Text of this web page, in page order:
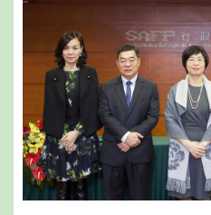
陈海帆在会面上指法
面肩负重任，工作将
领导、主管加快工作
在执行新的集中统筹
索及建立有效的内部
完善澳门的法制建设